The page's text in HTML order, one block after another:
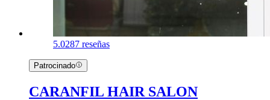
5.0287 reseñas
Patrocinado
CARANFIL HAIR SALON